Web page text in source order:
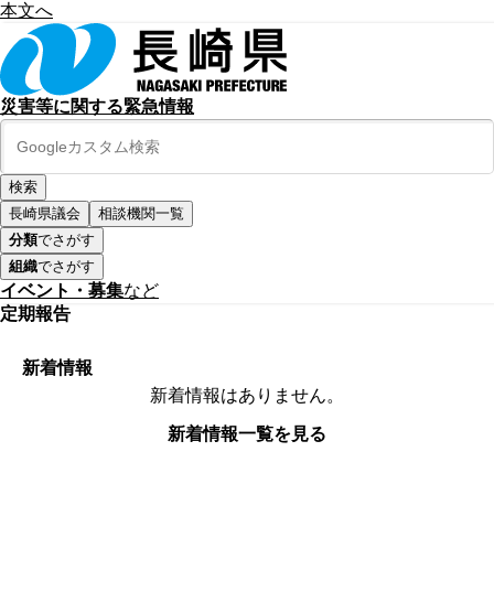
本文へ
災害等に関する緊急情報
長崎県議会
相談機関一覧
分類でさがす
組織でさがす
イベント・募集など
定期報告
新着情報
新着情報はありません。
新着情報一覧を見る